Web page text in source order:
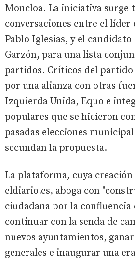
Moncloa. La iniciativa surge
conversaciones entre el líder
Pablo Iglesias, y el
Garzón, para una lista
partidos. Críticos del partido
por una alianza con otras
Izquierda Unida, Equo e
populares que se hicieron
pasadas elecciones
secundan la propuesta.
La plataforma, cuya creación
eldiario.es, aboga con
ciudadana por la confluencia
continuar con la senda de
nuevos ayuntamientos,
generales e inaugurar una